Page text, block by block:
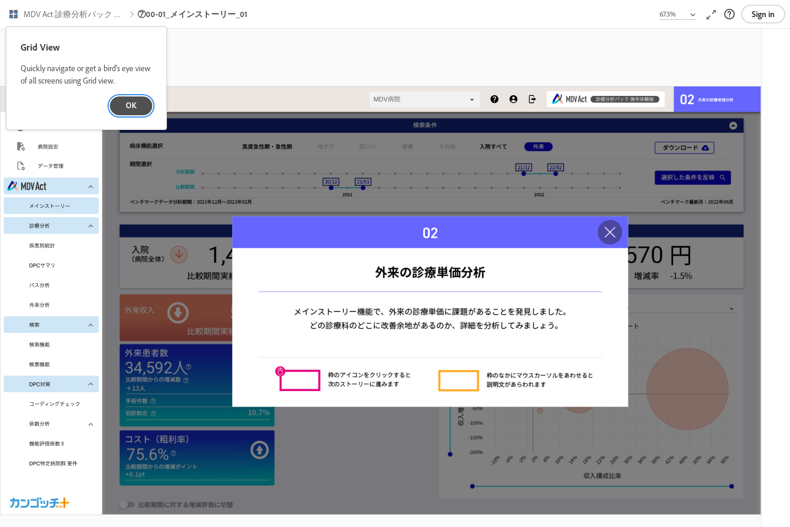
MDV Act 診療分析パック 簡易操作体験版（ver.1.0)　シナリオ２ ⑦00-01_メインストーリー_01 Sign in
Grid View
Quickly navigate or get a bird's eye view
of all screens using Grid view.
OK